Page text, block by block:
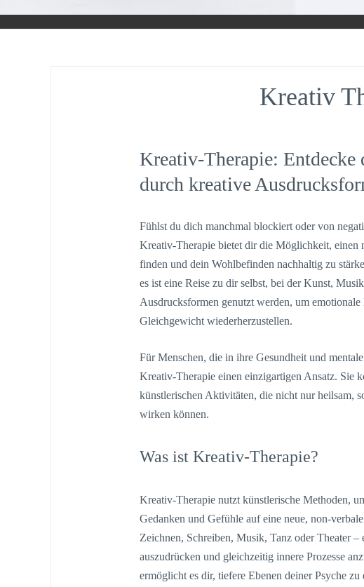
Kreativ
Kreativ-Therapie: Entdecke
durch kreative
Fühlst du dich manchmal blockiert oder von
Kreativ-Therapie bietet dir die Möglichkeit, einen
finden und dein Wohlbefinden nachhaltig zu
es ist eine Reise zu dir selbst, bei der Kunst,
Ausdrucksformen genutzt werden, um
Gleichgewicht wiederherzustellen.
Für Menschen, die in ihre Gesundheit und
Kreativ-Therapie einen einzigartigen Ansatz. Sie
künstlerischen Aktivitäten, die nicht nur heilsam,
wirken können.
Was ist Kreativ-Therapie?
Kreativ-Therapie nutzt künstlerische Methoden,
Gedanken und Gefühle auf eine neue, non-
Zeichnen, Schreiben, Musik, Tanz oder Theater
auszudrücken und gleichzeitig innere Prozesse
ermöglicht es dir, tiefere Ebenen deiner Psyche zu